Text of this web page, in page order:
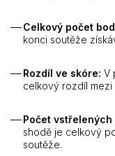
Celkový počet
konci soutěže
Rozdíl ve skóre: V
celkový rozdíl mezi
Počet vstřelených
shodě je celkový
soutěže.